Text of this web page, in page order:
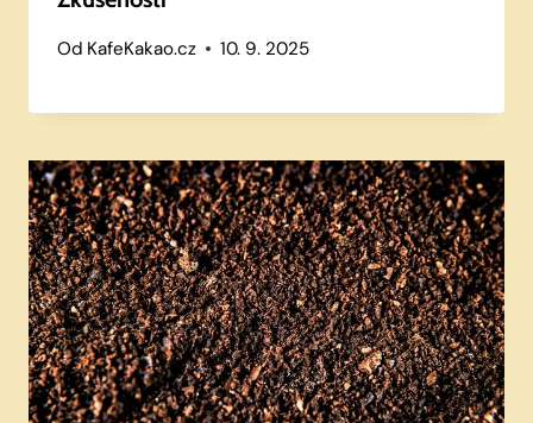
Od KafeKakao.cz 10. 9. 2025